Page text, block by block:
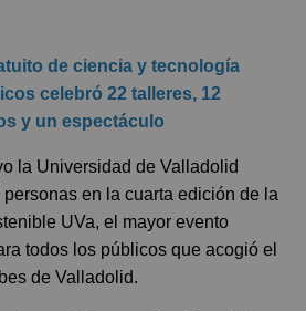
de ciencia y tecnología
celebró 22 talleres, 12
y un espectáculo
la Universidad de Valladolid
en la cuarta edición de la
UVa, el mayor evento
todos los públicos que acogió el
de Valladolid.